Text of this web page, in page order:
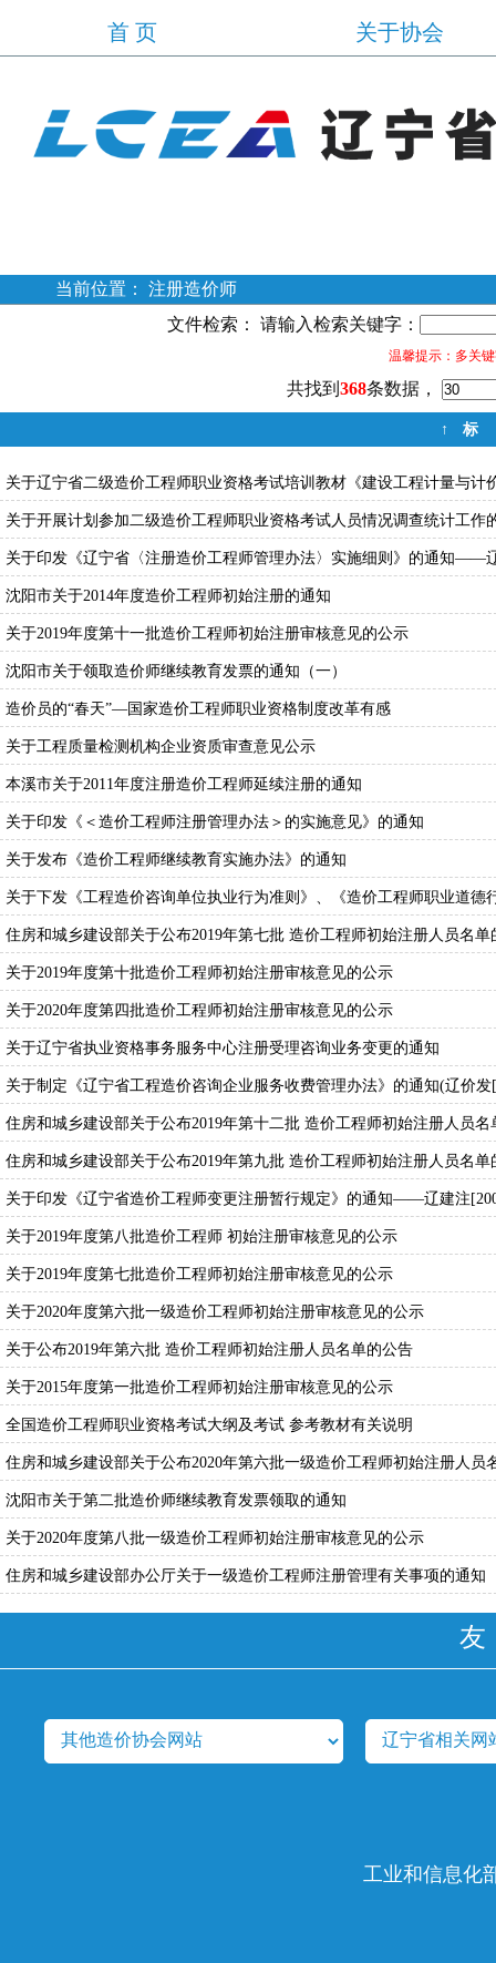
首 页 关于协会
当前位置： 注册造价师
文件检索： 请输入检索关键字：
温馨提示：多关
共找到 368条数据，
↑ 标
关于辽宁省二级造价工程师职业资格考试培训教材《建设工程计量与计
关于开展计划参加二级造价工程师职业资格考试人员情况调查统计工作
关于印发《辽宁省〈注册造价工程师管理办法〉实施细则》的通知——
沈阳市关于2014年度造价工程师初始注册的通知
关于2019年度第十一批造价工程师初始注册审核意见的公示
沈阳市关于领取造价师继续教育发票的通知（一）
造价员的“春天”—国家造价工程师职业资格制度改革有感
关于工程质量检测机构企业资质审查意见公示
本溪市关于2011年度注册造价工程师延续注册的通知
关于印发《＜造价工程师注册管理办法＞的实施意见》的通知
关于发布《造价工程师继续教育实施办法》的通知
关于下发《工程造价咨询单位执业行为准则》、《造价工程师职业道德
住房和城乡建设部关于公布2019年第七批 造价工程师初始注册人员名单
关于2019年度第十批造价工程师初始注册审核意见的公示
关于2020年度第四批造价工程师初始注册审核意见的公示
关于辽宁省执业资格事务服务中心注册受理咨询业务变更的通知
关于制定《辽宁省工程造价咨询企业服务收费管理办法》的通知(辽价发
住房和城乡建设部关于公布2019年第十二批 造价工程师初始注册人员名
住房和城乡建设部关于公布2019年第九批 造价工程师初始注册人员名单
关于印发《辽宁省造价工程师变更注册暂行规定》的通知——辽建注
关于2019年度第八批造价工程师 初始注册审核意见的公示
关于2019年度第七批造价工程师初始注册审核意见的公示
关于2020年度第六批一级造价工程师初始注册审核意见的公示
关于公布2019年第六批 造价工程师初始注册人员名单的公告
关于2015年度第一批造价工程师初始注册审核意见的公示
全国造价工程师职业资格考试大纲及考试 参考教材有关说明
住房和城乡建设部关于公布2020年第六批一级造价工程师初始注册人
沈阳市关于第二批造价师继续教育发票领取的通知
关于2020年度第八批一级造价工程师初始注册审核意见的公示
住房和城乡建设部办公厅关于一级造价工程师注册管理有关事项的通知
工业和信息化